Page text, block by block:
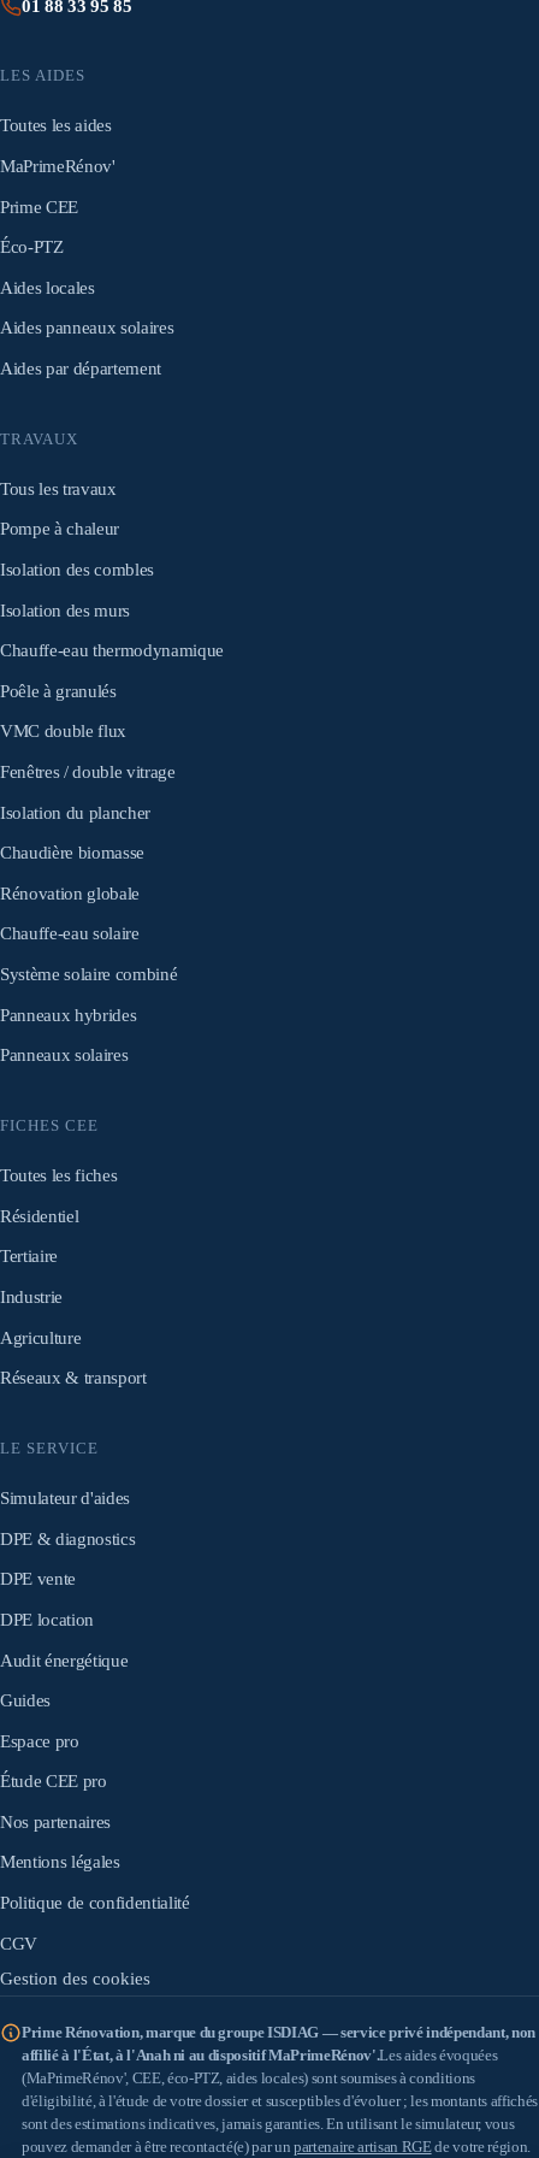
01 88 33 95 85
LES AIDES
Toutes les aides
MaPrimeRénov'
Prime CEE
Éco-PTZ
Aides locales
Aides panneaux solaires
Aides par département
TRAVAUX
Tous les travaux
Pompe à chaleur
Isolation des combles
Isolation des murs
Chauffe-eau thermodynamique
Poêle à granulés
VMC double flux
Fenêtres / double vitrage
Isolation du plancher
Chaudière biomasse
Rénovation globale
Chauffe-eau solaire
Système solaire combiné
Panneaux hybrides
Panneaux solaires
FICHES CEE
Toutes les fiches
Résidentiel
Tertiaire
Industrie
Agriculture
Réseaux & transport
LE SERVICE
Simulateur d'aides
DPE & diagnostics
DPE vente
DPE location
Audit énergétique
Guides
Espace pro
Étude CEE pro
Nos partenaires
Mentions légales
Politique de confidentialité
CGV
Gestion des cookies
Prime Rénovation, marque du groupe ISDIAG — service privé indépendant, non
affilié à l'État, à l'Anah ni au dispositif MaPrimeRénov'.Les aides évoquées
(MaPrimeRénov', CEE, éco-PTZ, aides locales) sont soumises à conditions
d'éligibilité, à l'étude de votre dossier et susceptibles d'évoluer ; les montants affichés
sont des estimations indicatives, jamais garanties. En utilisant le simulateur, vous
pouvez demander à être recontacté(e) par un partenaire artisan RGEde votre région.